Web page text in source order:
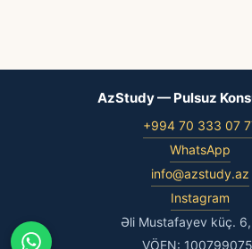
AzStudy — Pulsuz
+994 70 333 07
WhatsApp
info@azstudy.az
Instagram
Əli Mustafayev küç. 6,
VÖEN: